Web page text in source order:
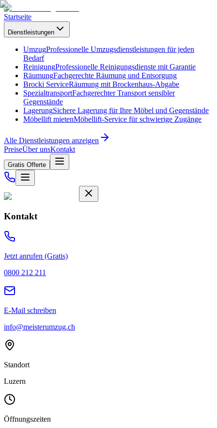
Startseite
Dienstleistungen
UmzugProfessionelle Umzugsdienstleistungen für jeden
Bedarf
ReinigungProfessionelle Reinigungsdienste mit Garantie
RäumungFachgerechte Räumung und Entsorgung
Brocki ServiceRäumung mit Brockenhaus-Abgabe
SpezialtransportFachgerechter Transport sensibler
Gegenstände
LagerungSichere Lagerung für Ihre Möbel und Gegenstände
Möbellift mietenMöbellift-Service für schwierige Zugänge
Alle Dienstleistungen anzeigen
PreiseÜber unsKontakt
Gratis Offerte
Kontakt
Jetzt anrufen (Gratis)
0800 212 211
E-Mail schreiben
info@meisterumzug.ch
Standort
Luzern
Öffnungszeiten